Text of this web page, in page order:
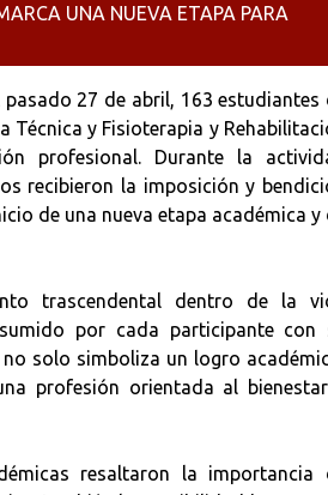
UNA NUEVA ETAPA PARA
27 de abril, 163 estudiantes
Técnica y Fisioterapia y
profesional. Durante la
recibieron la imposición y
de una nueva etapa académica y
trascendental dentro de la
por cada participante con
solo simboliza un logro
profesión orientada al
resaltaron la importancia